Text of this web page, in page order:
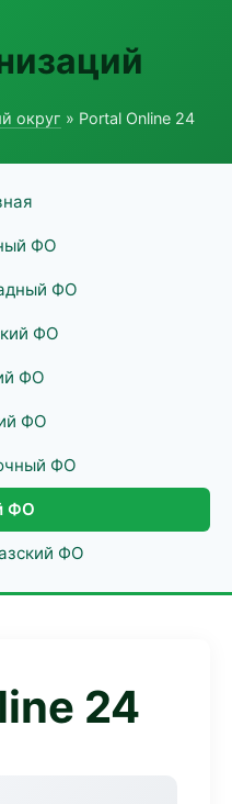
округ » Portal Online 24
ФО
ФО
ФО
ФО
ФО
ФО
ФО
ФО
24